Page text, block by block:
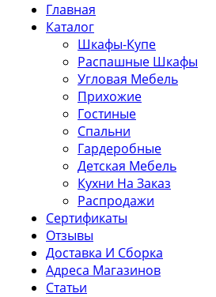
Главная
Каталог
Шкафы-Купе
Распашные Шкафы
Угловая Мебель
Прихожие
Гостиные
Спальни
Гардеробные
Детская Мебель
Кухни На Заказ
Распродажи
Сертификаты
Отзывы
Доставка И Сборка
Адреса Магазинов
Статьи